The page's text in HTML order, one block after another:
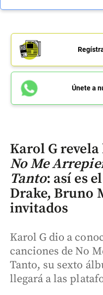
Únete a
Karol G
No Me
Tanto: así es
Drake, Bruno
invitados
Karol G dio a
canciones de No
Tanto, su sexto
llegará a las